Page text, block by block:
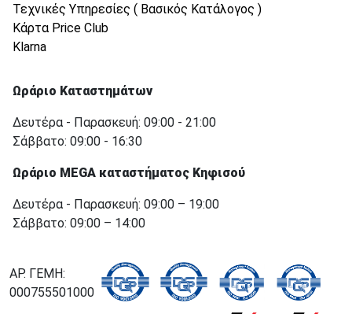
Τεχνικές Υπηρεσίες ( Βασικός Κατάλογος )
Κάρτα Price Club
Klarna
Ωράριο Καταστημάτων
Δευτέρα - Παρασκευή: 09:00 - 21:00
Σάββατο: 09:00 - 16:30
Ωράριο MEGA καταστήματος Κηφισού
Δευτέρα - Παρασκευή: 09:00 – 19:00
Σάββατο: 09:00 – 14:00
ΑΡ. ΓΕΜΗ:
000755501000